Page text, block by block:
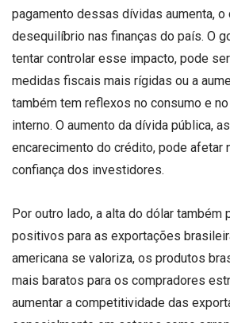
pagamento dessas dívidas aumenta, o
desequilíbrio nas finanças do país. O
tentar controlar esse impacto, pode
medidas fiscais mais rígidas ou a
também tem reflexos no consumo e
interno. O aumento da dívida pública,
encarecimento do crédito, pode afetar
confiança dos investidores.
Por outro lado, a alta do dólar também
positivos para as exportações
americana se valoriza, os produtos
mais baratos para os compradores
aumentar a competitividade das